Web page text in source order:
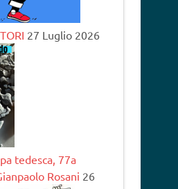
27 Luglio 2026
tedesca, 77a
Rosani 26